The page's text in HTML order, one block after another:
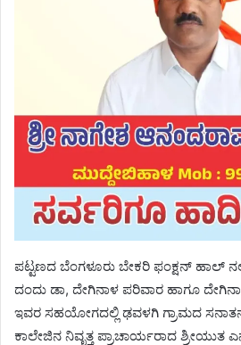
ಪಟ್ಟಣದ ಬೆಂಗಳೂರು ಬೇಕರಿ ಫಂಕ್ಷನ್ ಹಾಲ್
ದಂದು ಡಾ, ದೇಗಿನಾಳ ಪರಿವಾರ ಹಾಗೂ
ಇವರ ಸಹಯೋಗದಲ್ಲಿ ಢವಳಗಿ ಗ್ರಾಮದ
ಕಾಲೇಜಿನ ನಿವೃತ್ತ ಪ್ರಾಚಾರ್ಯರಾದ